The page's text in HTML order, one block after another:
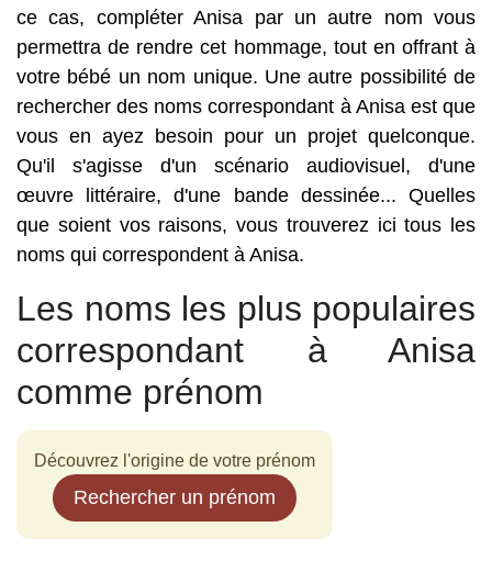
ce cas, compléter Anisa par un autre nom vous
permettra de rendre cet hommage, tout en offrant à
votre bébé un nom unique. Une autre possibilité de
rechercher des noms correspondant à Anisa est que
vous en ayez besoin pour un projet quelconque.
Qu'il s'agisse d'un scénario audiovisuel, d'une
œuvre littéraire, d'une bande dessinée... Quelles
que soient vos raisons, vous trouverez ici tous les
noms qui correspondent à Anisa.
Les noms les plus populaires
correspondant à Anisa
comme prénom
Découvrez l'origine de votre prénom
Rechercher un prénom